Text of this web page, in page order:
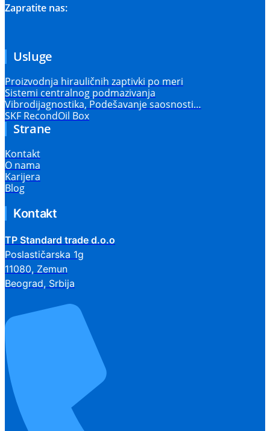
Zapratite nas:
Usluge
Proizvodnja hirauličnih zaptivki po meri
Sistemi centralnog podmazivanja
Vibrodijagnostika, Podešavanje saosnosti…
SKF RecondOil Box
Strane
Kontakt
O nama
Karijera
Blog
Kontakt
TP Standard trade d.o.o
Poslastičarska 1g
11080, Zemun
Beograd, Srbija